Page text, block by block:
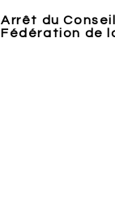
Arrêt du
Fédération de